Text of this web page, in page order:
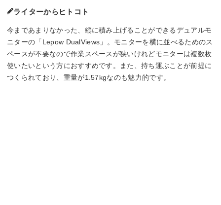
ライターからヒトコト
今まであまりなかった、縦に積み上げることができるデュアルモ
ニターの「Lepow DualViews」。モニターを横に並べるためのス
ペースが不要なので作業スペースが狭いけれどモニターは複数枚
使いたいという方におすすめです。また、持ち運ぶことが前提に
つくられており、重量が1.57kgなのも魅力的です。